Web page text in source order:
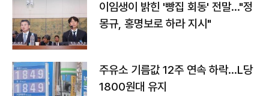
이임생이 밝힌 '빵집 회동' 전말…"정
몽규, 홍명보로 하라 지시"
주유소 기름값 12주 연속 하락…L당
1800원대 유지